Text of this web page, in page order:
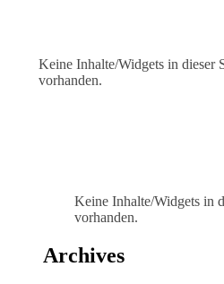
Keine Inhalte/Widgets in dieser
vorhanden.
Keine Inhalte/Widgets in
vorhanden.
Archives